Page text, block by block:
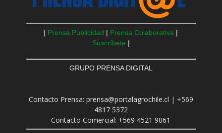
| Prensa Publicidad | Prensa Colaborativa |
Suscríbete |
GRUPO PRENSA DIGITAL
Contacto Prensa: prensa@portalagrochile.cl | +569
4817 5372
Contacto Comercial: +569 4521 9061